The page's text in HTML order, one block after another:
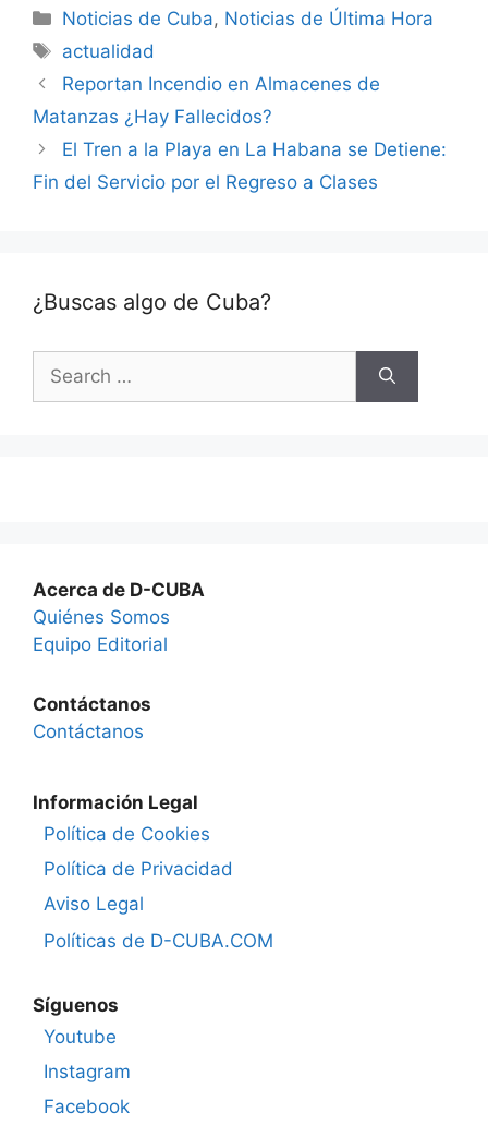
Categories
Noticias de Cuba, Noticias de Última Hora
Tags
actualidad
Reportan Incendio en Almacenes de
Matanzas ¿Hay Fallecidos?
El Tren a la Playa en La Habana se Detiene:
Fin del Servicio por el Regreso a Clases
¿Buscas algo de Cuba?
for:
Acerca de D-CUBA
Quiénes Somos
Equipo Editorial
Contáctanos
Contáctanos
Información Legal
Política de Cookies
Política de Privacidad
Aviso Legal
Políticas de D-CUBA.COM
Síguenos
Youtube
Instagram
Facebook